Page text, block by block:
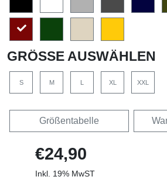
GRÖSSE AUSWÄHLEN
S M XL XXL
Größentabelle
€24,90
Inkl. 19% MwST